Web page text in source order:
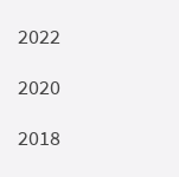
2022
2020
2018